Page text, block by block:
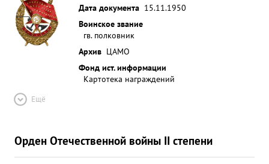
Дата документа 15.11.1950
Воинское звание
гв. полковник
Архив ЦАМО
Фонд ист. информации
Картотека награждений
Ещё
Орден Отечественной войны II степени